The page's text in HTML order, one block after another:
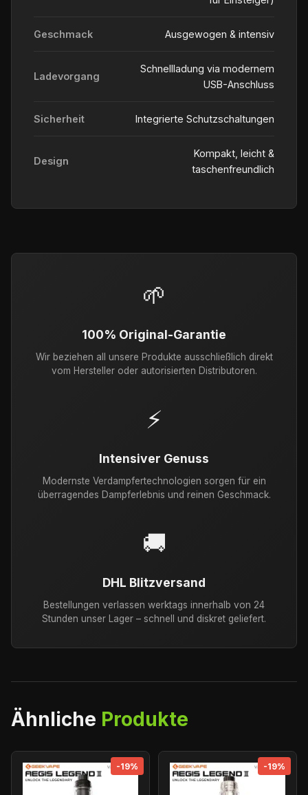
Geschmack Ausgewogen & intensiv
Ladevorgang
Schnellladung via modernem
USB-Anschluss
Sicherheit Integrierte Schutzschaltungen
Design
Kompakt, leicht &
taschenfreundlich
🌱
100% Original-Garantie
Wir beziehen all unsere Produkte ausschließlich direkt
vom Hersteller oder autorisierten Distributoren.
⚡
Intensiver Genuss
Modernste Verdampfertechnologien sorgen für ein
überragendes Dampferlebnis und reinen Geschmack.
🚚
DHL Blitzversand
Bestellungen verlassen werktags innerhalb von 24
Stunden unser Lager – schnell und diskret geliefert.
Ähnliche Produkte
-19% -19%